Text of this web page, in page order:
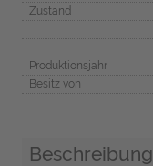
Zustand
Produktionsjahr
Besitz von
Beschreibung